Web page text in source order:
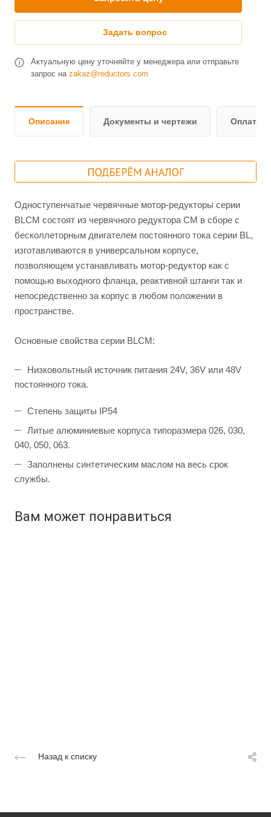
Задать вопрос
Актуальную цену уточняйте у менеджера или отправьте
запрос на zakaz@reductors.com
Описание Документы и чертежи Оплата и
Одноступенчатые червячные мотор-редукторы серии
BLCM состоят из червячного редуктора СМ в сборе с
бесколлеторным двигателем постоянного тока серии BL,
изготавливаются в универсальном корпусе,
позволяющем устанавливать мотор-редуктор как с
помощью выходного фланца, реактивной штанги так и
непосредственно за корпус в любом положении в
пространстве.
Основные свойства серии BLСМ:
Низковольтный источник питания 24V, 36V или 48V
постоянного тока.
Степень защиты IP54
Литые алюминиевые корпуса типоразмера 026, 030,
040, 050, 063.
Заполнены синтетическим маслом на весь срок
службы.
Вам может понравиться
Назад к списку